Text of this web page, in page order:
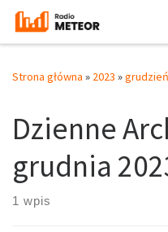
Przejdź do treści
Strona główna » 2023 »grudzień
Dzienne
grudnia
1 wpis